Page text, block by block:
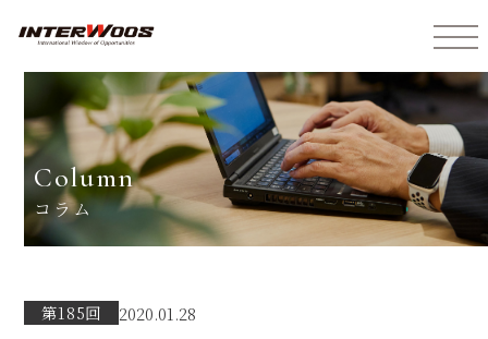
column
コラム
第185回 2020.01.28